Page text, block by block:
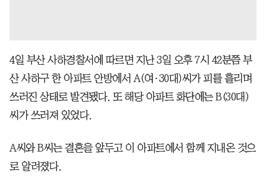
4일 부산 사하경찰서에 따르면 지난 3일 오후 7시 42분쯤 부
산 사하구 한 아파트 안방에서 A(여·30대)씨가 피를 흘리며
쓰러진 상태로 발견됐다. 또 해당 아파트 화단에는 B(30대)
씨가 쓰러져 있었다.
A씨와 B씨는 결혼을 앞두고 이 아파트에서 함께 지내온 것으
로 알려졌다.